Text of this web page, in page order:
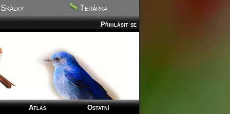
Terárka
Přihlásit se
Atlas Ostatní